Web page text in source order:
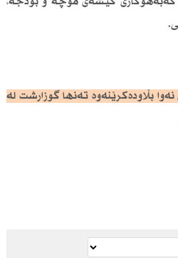
نەوا بڵاودەكرێنەوە تەنها گوزارشت لە